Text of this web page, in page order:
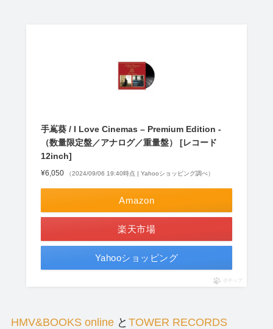
手嶌葵 / I Love Cinemas – Premium Edition -
（数量限定盤／アナログ／重量盤） [レコード
12inch]
¥6,050 （2024/09/06 19:40時点 | Yahooショッピング調べ）
Amazon
楽天市場
Yahooショッピング
ポチップ
HMV&BOOKS onlineと TOWER RECORDS